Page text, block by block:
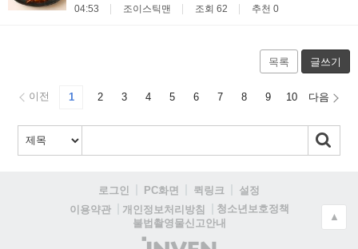
04:53
조이스틱맨 조회 62 추천 0
목록 글쓰기
이전 1 2 3 4 5 6 7 8 9 10 다음
로그인 PC화면 퀵링크
설정
이용약관
개인정보처리방침
청소년보호정책
불법촬영물신고안내
(주)
▲